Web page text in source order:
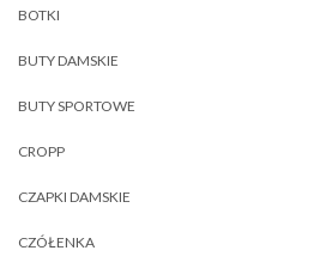
BOTKI
BUTY DAMSKIE
BUTY SPORTOWE
CROPP
CZAPKI DAMSKIE
CZÓŁENKA